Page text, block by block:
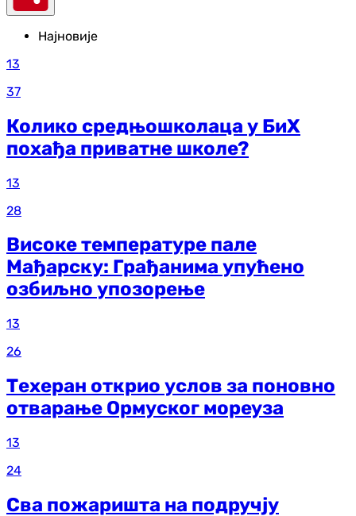
Најновије
13
37
Колико средњошколаца у БиХ
похађа приватне школе?
13
28
Високе температуре пале
Мађарску: Грађанима упућено
озбиљно упозорење
13
26
Техеран открио услов за поновно
отварање Ормуског мореуза
13
24
Сва пожаришта на подручју